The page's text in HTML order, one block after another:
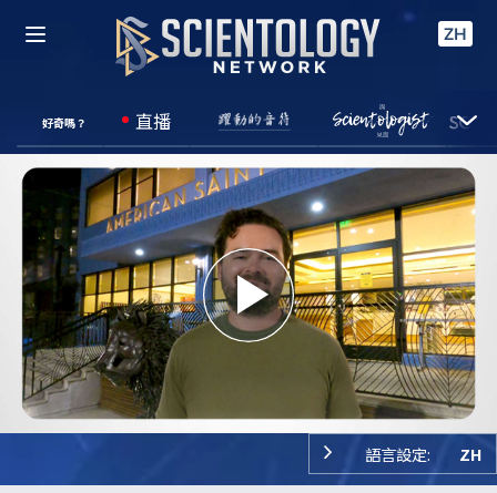
ZH
好奇嗎？ 直播
Play
Video
語言設定: ZH